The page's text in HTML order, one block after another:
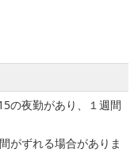
の夜勤があり、１週間
がずれる場合がありま